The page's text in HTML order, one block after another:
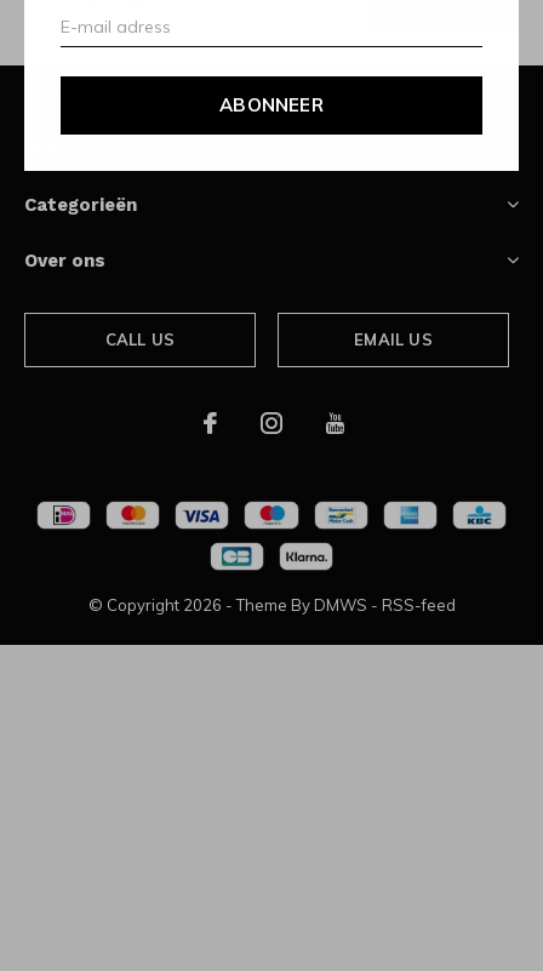
ABONNEER
Categorieën
Over ons
CALL US EMAIL US
© Copyright 2026 - Theme By DMWS - RSS-feed